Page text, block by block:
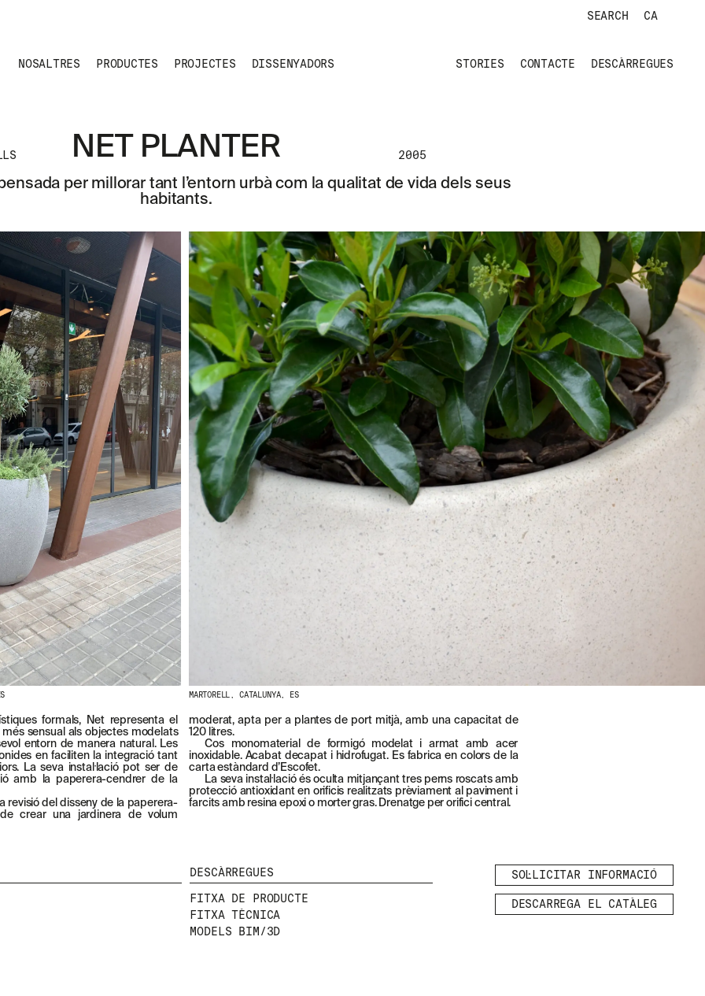
SEARCH CA
NOSALTRES PRODUCTES PROJECTES DISSENYADORS STORIES CONTACTE DESCÀRREGUES
NET PLANTER 2005
per millorar tant l’entorn urbà com la qualitat de vida dels seus
habitants.
MARTORELL, CATALUNYA, ES
formals, Net representa el
sensual als objectes modelats
entorn de manera natural. Les
en faciliten la integració tant
La seva instal·lació pot ser de
amb la paperera-cendrer de la
revisió del disseny de la paperera-
crear una jardinera de volum
moderat, apta per a plantes de port mitjà, amb una capacitat de
120 litres.
Cos monomaterial de formigó modelat i armat amb acer
inoxidable. Acabat decapat i hidrofugat. Es fabrica en colors de la
carta estàndard d’Escofet.
La seva instal·lació és oculta mitjançant tres perns roscats amb
protecció antioxidant en orificis realitzats prèviament al paviment i
farcits amb resina epoxi o morter gras. Drenatge per orifici central.
DESCÀRREGUES
FITXA DE PRODUCTE
FITXA TÈCNICA
MODELS BIM/3D
SOL·LICITAR INFORMACIÓ
DESCARREGA EL CATÀLEG